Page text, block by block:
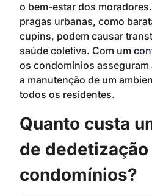
o bem-estar dos
pragas urbanas, como
cupins, podem causar
saúde coletiva. Com um
os condomínios
a manutenção de um
todos os residentes.
Quanto custa
de dedetização
condomínios?